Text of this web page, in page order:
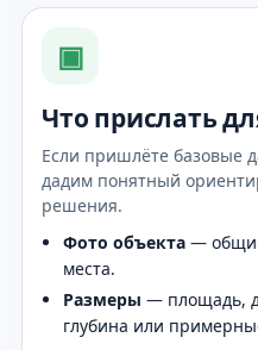
▣
Что прислать
Если пришлёте базовые
дадим понятный
решения.
Фото объекта —
места.
Размеры — площадь,
глубина или